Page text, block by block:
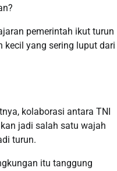
pemerintah ikut turun
kecil yang sering luput dari
kolaborasi antara TNI
jadi salah satu wajah
turun.
itu tanggung